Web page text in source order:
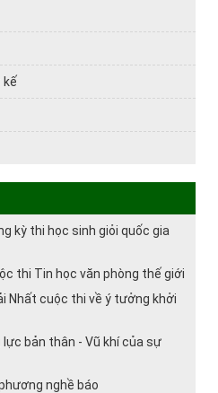
kế
kỳ thi học sinh giỏi quốc gia
thi Tin học văn phòng thế giới
Nhất cuộc thi về ý tưởng khởi
lực bản thân - Vũ khí của sự
nghề báo